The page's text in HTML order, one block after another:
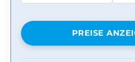
PREISE